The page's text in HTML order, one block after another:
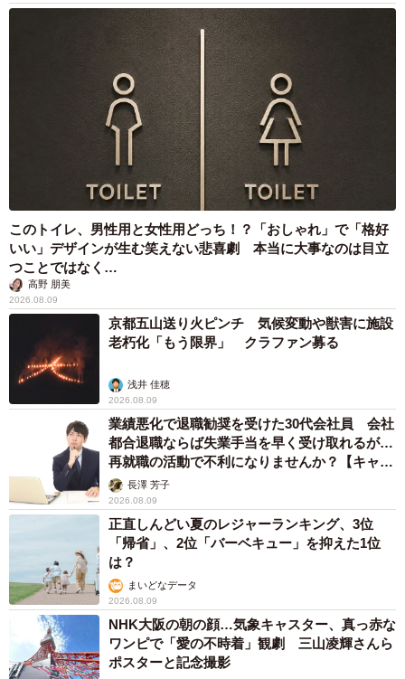
なでなでされてうっとりする、あんずちゃん（画像提供：すづきさん）
このトイレ、男性用と女性用どっち！？「おしゃれ」で「格好
いい」デザインが生む笑えない悲喜劇 本当に大事なのは目立
つことではなく…
高野 朋美
2026.08.09
京都五山送り火ピンチ 気候変動や獣害に施設
老朽化「もう限界」 クラファン募る
浅井 佳穂
2026.08.09
業績悪化で退職勧奨を受けた30代会社員 会社
都合退職ならば失業手当を早く受け取れるが…
再就職の活動で不利になりませんか？【キャリ
アカウンセラーが解説】
長澤 芳子
2026.08.09
正直しんどい夏のレジャーランキング、3位
「帰省」、2位「バーベキュー」を抑えた1位
は？
まいどなデータ
2026.08.09
NHK大阪の朝の顔…気象キャスター、真っ赤な
ワンピで「愛の不時着」観劇 三山凌輝さんら
ポスターと記念撮影